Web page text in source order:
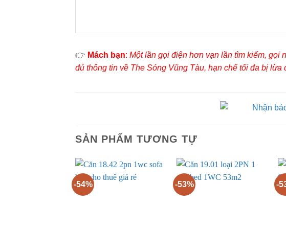
👉 Mách bạn: Một lần gọi điện hơn vạn lần tìm kiếm, gọi
đủ thông tin về The Sóng Vũng Tàu, hạn chế tối đa bị lừa
SẢN PHẨM TƯƠNG TỰ
-54% -53% -